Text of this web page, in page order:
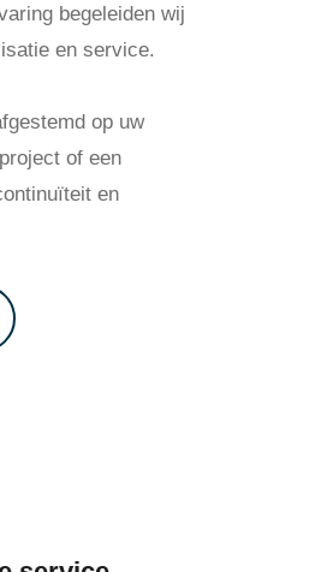
begeleiden wij
en service.
op uw
of een
en